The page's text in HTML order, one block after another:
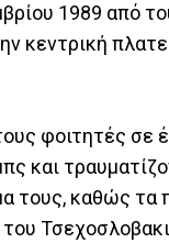
1989 από
κεντρική
φοιτητές
και
καθώς τα